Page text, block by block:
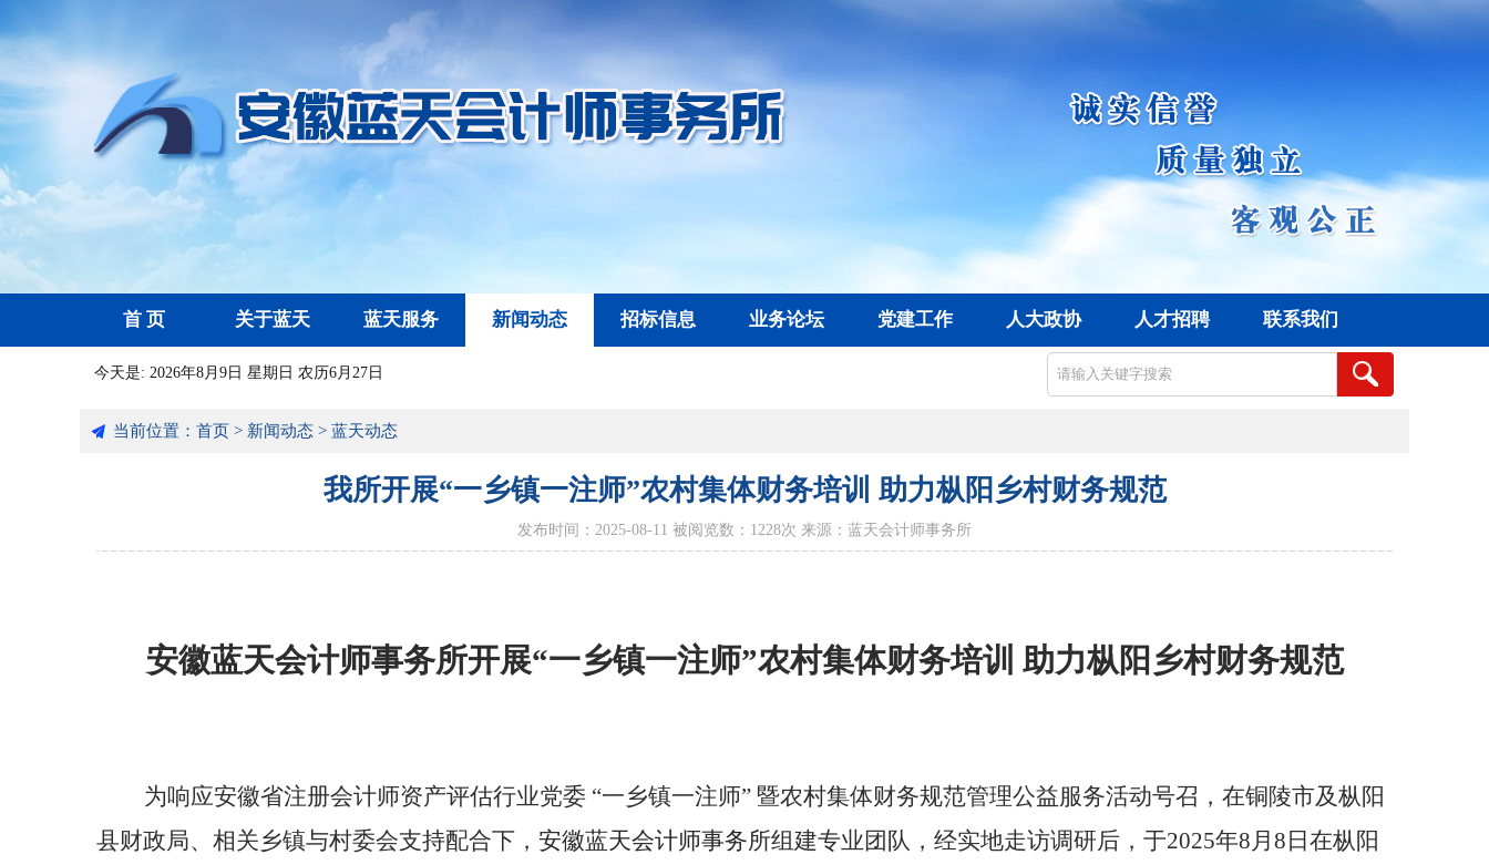
首 页 关于蓝天 蓝天服务 新闻动态 招标信息 业务论坛 党建工作 人大政协 人才招聘 联系我们
今天是: 2026年8月9日 星期日 农历6月27日
当前位置： 首页 > 新闻动态 > 蓝天动态
我所开展“一乡镇一注师”农村集体财务培训 助力枞阳乡村财务规范
发布时间：2025-08-11 被阅览数： 1228次 来源：蓝天会计师事务所
安徽蓝天会计师事务所开展“一乡镇一注师”农村集体财务培训 助力枞阳乡村财务规范
为响应安徽省注册会计师资产评估行业党委 “一乡镇一注师” 暨农村集体财务规范管理公益服务活动号召，在铜陵市及枞阳
县财政局、相关乡镇与村委会支持配合下， 安徽蓝天会计师事务所组建专业团队，经实地走访调研后，于2025年8月 8 日在枞阳